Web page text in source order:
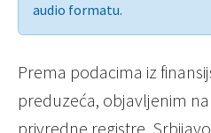
audio formatu.
Prema podacima iz
preduzeća, objavljenim
privredne registre,